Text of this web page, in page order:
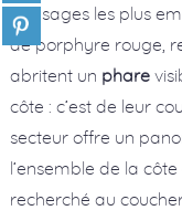
paysages les plus
de porphyre rouge,
abritent un phare
côte : c’est de leur
secteur offre un
l’ensemble de la
recherché au